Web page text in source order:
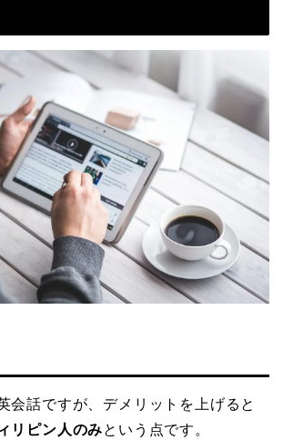
会話ですが、デメリットを上げると
リピン人のみという点です。